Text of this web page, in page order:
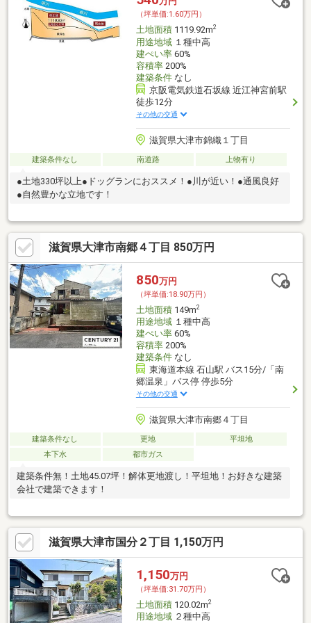
（坪単価:1.60万円）
土地面積1119.92m2
用途地域１種中高
建ぺい率60%
容積率200%
建築条件なし
京阪電気鉄道石坂線 近江神宮前駅
徒歩12分
その他の交通
滋賀県大津市錦織１丁目
建築条件なし 南道路 上物有り
●土地330坪以上●ドッグランにおススメ！●川が近い！●通風良好
●自然豊かな立地です！
滋賀県大津市南郷４丁目 850万円
850万円
（坪単価:18.90万円）
土地面積149m2
用途地域１種中高
建ぺい率60%
容積率200%
建築条件なし
東海道本線 石山駅 バス15分/「南
郷温泉」バス停 停歩5分
その他の交通
滋賀県大津市南郷４丁目
建築条件なし 更地
平坦地
本下水
都市ガス
建築条件無！土地45.07坪！解体更地渡し！平坦地！お好きな建築
会社で建築できます！
滋賀県大津市国分２丁目 1,150万円
1,150万円
（坪単価:31.70万円）
土地面積120.02m2
用途地域２種中高